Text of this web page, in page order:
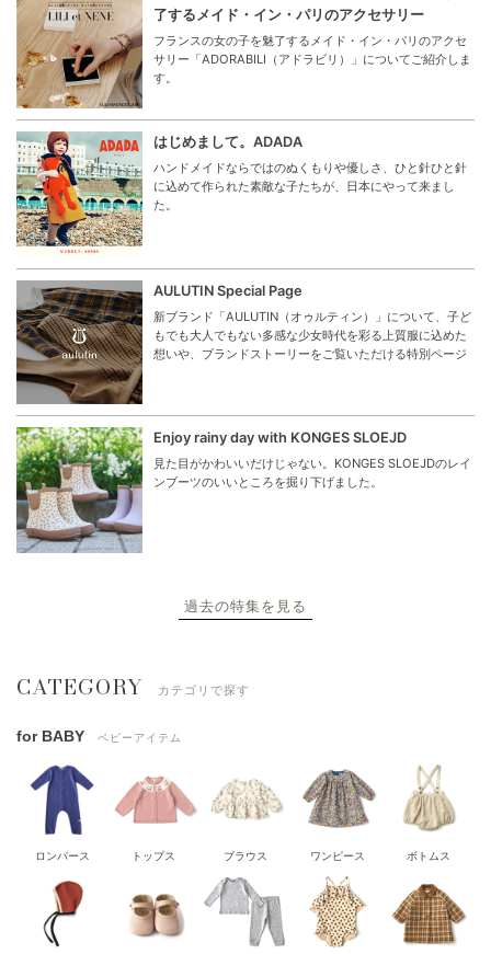
了するメイド・イン・パリのアクセサリー
フランスの女の子を魅了するメイド・イン・パリのアクセ
サリー「ADORABILI（アドラビリ）」についてご紹介しま
す。
はじめまして。ADADA
ハンドメイドならではのぬくもりや優しさ、ひと針ひと針
に込めて作られた素敵な子たちが、日本にやって来まし
た。
AULUTIN Special Page
新ブランド「AULUTIN（オゥルティン）」について、子ど
もでも大人でもない多感な少女時代を彩る上質服に込めた
想いや、ブランドストーリーをご覧いただける特別ページ
Enjoy rainy day with KONGES SLOEJD
見た目がかわいいだけじゃない。KONGES SLOEJDのレイ
ンブーツのいいところを掘り下げました。
過去の特集を見る
CATEGORY カテゴリで探す
for BABY ベビーアイテム
ロンパース トップス ブラウス ワンピース ボトムス